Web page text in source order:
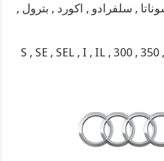
, سلفرادو , اكورد , بترول ,
S , SE , SEL , I , IL , 300 ,